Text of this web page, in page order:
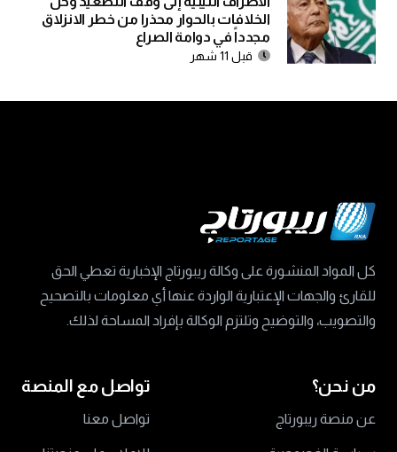
الخلافات بالحوار محذرا من خطر الانزلاق
مجدداً في دوامة الصراع
قبل 11 شهر
كل المواد المنشورة على وكالة ريبورتاج الإخبارية تعطي الحق
للقارئ والجهات الإعتبارية الواردة عنها أي معلومات بالتصحيح
والتصويب، والتوضيح وتلتزم الوكالة بإفراد المساحة لذلك.
من نحن؟
عن منصة ريبورتاج
تواصل مع المنصة
تواصل معنا